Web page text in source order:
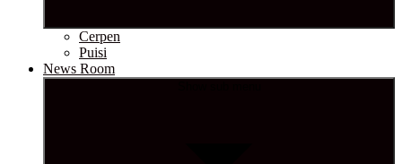
Cerpen
Puisi
News Room